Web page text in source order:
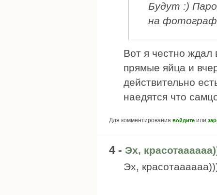
Будут :)
на
Вот я честно ждал
прямые яйца и
действительно
наедятся что
Для комментирования войдите или
4 - Эх,
Эх,